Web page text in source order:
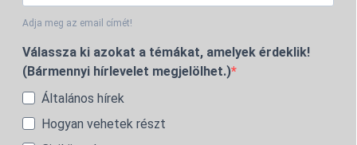
Adja meg az email címét!
Válassza ki azokat a témákat, amelyek érdeklik!
(Bármennyi hírlevelet megjelölhet.)
Általános hírek
Hogyan vehetek részt